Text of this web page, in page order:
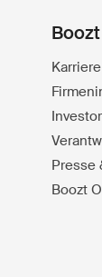
Karriere
Presse
Boozt